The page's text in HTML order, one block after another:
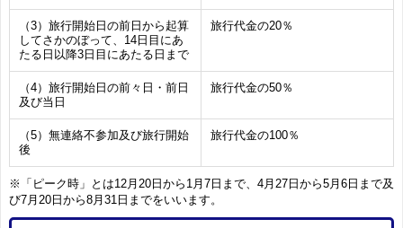
（3）旅行開始日の前日から起算
してさかのぼって、14日目にあ
たる日以降3日目にあたる日まで
旅行代金の20％
（4）旅行開始日の前々日・前日
及び当日
旅行代金の50％
（5）無連絡不参加及び旅行開始
後
旅行代金の100％
※「ピーク時」とは12月20日から1月7日まで、4月27日から5月6日まで及
び7月20日から8月31日までをいいます。